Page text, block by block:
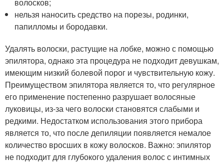
волосков;
нельзя наносить средство на порезы, родинки,
папилломы и бородавки.
Удалять волоски, растущие на лобке, можно с помощью
эпилятора, однако эта процедура не подходит девушкам,
имеющим низкий болевой порог и чувствительную кожу.
Преимуществом эпилятора является то, что регулярное
его применение постепенно разрушает волосяные
луковицы, из-за чего волоски становятся слабыми и
редкими. Недостатком использования этого прибора
является то, что после депиляции появляется немалое
количество вросших в кожу волосков. Важно: эпилятор
не подходит для глубокого удаления волос с интимных